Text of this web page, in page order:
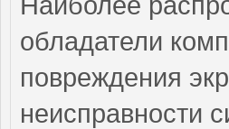
обладатели
повреждения
неисправности